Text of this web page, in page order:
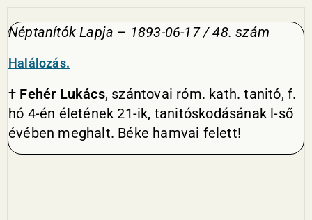
Néptanítók Lapja – 1893-06-17 / 48. szám
Halálozás.
† Fehér Lukács, szántovai róm. kath. tanitó, f.
hó 4-én életének 21-ik, tanitóskodásának l-ső
évében meghalt. Béke hamvai felett!